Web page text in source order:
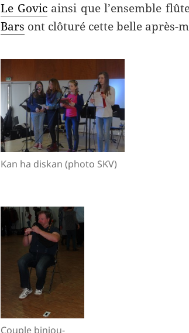
Le Govicainsi que l’ensemble
Bars ont clôturé cette belle après-
Kan ha diskan (photo SKV)
Couple biniou-